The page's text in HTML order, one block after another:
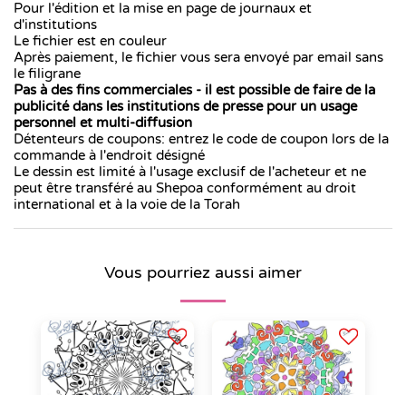
Pour l'édition et la mise en page de journaux et
d'institutions
Le fichier est en couleur
Après paiement, le fichier vous sera envoyé par email sans
le filigrane
Pas à des fins commerciales - il est possible de faire de la
publicité dans les institutions de presse pour un usage
personnel et multi-diffusion
Détenteurs de coupons: entrez le code de coupon lors de la
commande à l'endroit désigné
Le dessin est limité à l'usage exclusif de l'acheteur et ne
peut être transféré au Shepoa conformément au droit
international et à la voie de la Torah
Vous pourriez aussi aimer